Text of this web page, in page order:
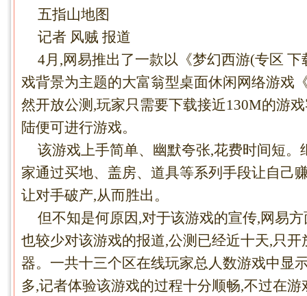
五指山地图
记者 风贼 报道
4月,网易推出了一款以《梦幻西游(专区
戏背景为主题的大富翁型桌面休闲网络游戏
然开放公测,玩家只需要下载接近130M的游
陆便可进行游戏。
该游戏上手简单、幽默夸张,花费时间短。
家通过买地、盖房、道具等系列手段让自己
让对手破产,从而胜出。
但不知是何原因,对于该游戏的宣传,网易
也较少对该游戏的报道,公测已经近十天,只
器。一共十三个区在线玩家总人数游戏中显
多,记者体验该游戏的过程十分顺畅,不过在